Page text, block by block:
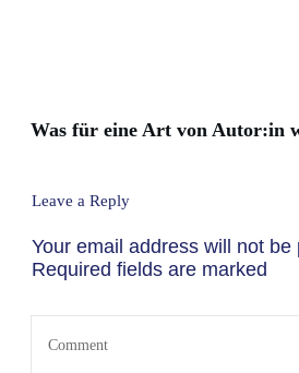
Was für eine Art von Autor:in
Leave a Reply
Your email address will not be
Required fields are marked